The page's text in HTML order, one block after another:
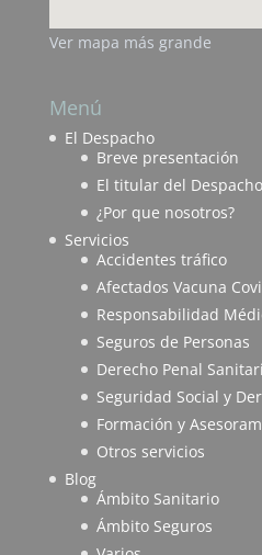
Ver mapa más grande
Menú
El Despacho
Breve presentación
El titular del Despacho
¿Por que nosotros?
Servicios
Accidentes tráfico
Afectados Vacuna
Responsabilidad
Seguros de Personas
Derecho Penal
Seguridad Social y
Formación y
Otros servicios
Blog
Ámbito Sanitario
Ámbito Seguros